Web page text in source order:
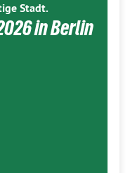
Stadt.
in Berlin